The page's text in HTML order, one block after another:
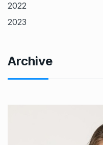
2022
2023
Archive